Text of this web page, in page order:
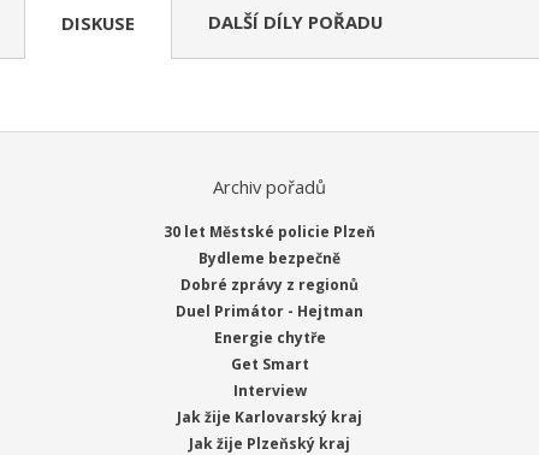
DISKUSE DALŠÍ DÍLY POŘADU
Archiv pořadů
30 let Městské policie Plzeň
Bydleme bezpečně
Dobré zprávy z regionů
Duel Primátor - Hejtman
Energie chytře
Get Smart
Interview
Jak žije Karlovarský kraj
Jak žije Plzeňský kraj